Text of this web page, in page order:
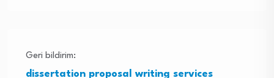
Geri bildirim:
dissertation proposal writing services